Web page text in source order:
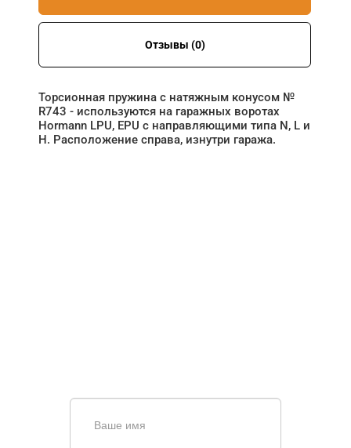
Отзывы (0)
Торсионная пружина с натяжным конусом №
R743 - используются на гаражных воротах
Hormann LPU, EPU с направляющими типа N, L и
H. Расположение справа, изнутри гаража.